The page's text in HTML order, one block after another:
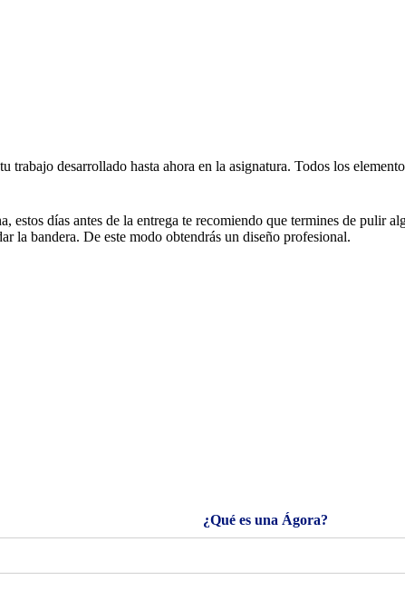
trabajo desarrollado hasta ahora en la asignatura. Todos los
estos días antes de la entrega te recomiendo que termines de pulir
la bandera. De este modo obtendrás un diseño profesional.
¿Qué es una Ágora?